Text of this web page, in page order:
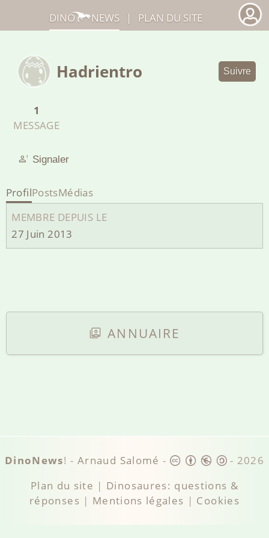
Hadrientro Suivre
1
MESSAGE
Signaler
ProfilPostsMédias
MEMBRE DEPUIS LE
27 Juin 2013
ANNUAIRE
DINO NEWS | PLAN DU SITE
DinoNews! -Arnaud Salomé - - 2026
Plan du site | Dinosaures: questions &
réponses | Mentions légales | Cookies